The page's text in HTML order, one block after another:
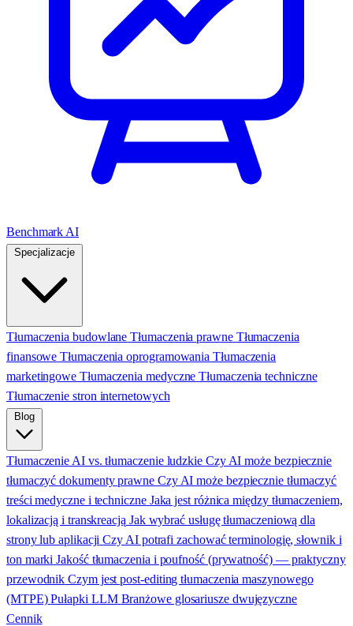
Benchmark AI
Tłumaczenia budowlane Tłumaczenia prawne Tłumaczenia
finansowe Tłumaczenia oprogramowania Tłumaczenia
marketingowe Tłumaczenia medyczne Tłumaczenia techniczne
Tłumaczenie stron internetowych
Tłumaczenie AI vs. tłumaczenie ludzkie Czy AI może bezpiecznie
tłumaczyć dokumenty prawne Czy AI może bezpiecznie tłumaczyć
treści medyczne i techniczne Jaka jest różnica między tłumaczeniem,
lokalizacją i transkreacją Jak wybrać usługę tłumaczeniową dla
strony lub aplikacji Czy AI potrafi zachować terminologię, słownik i
ton marki Jakość tłumaczenia i poufność (prywatność) — praktyczny
przewodnik Czym jest post-editing tłumaczenia maszynowego
(MTPE) Pułapki LLM Branżowe glosariusze dwujęzyczne
Cennik